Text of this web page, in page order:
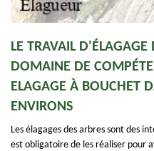
LE TRAVAIL D'ÉLAGAGE
DOMAINE DE
ELAGAGE À BOUCHET
ENVIRONS
Les élagages des arbres sont des
est obligatoire de les réaliser pour